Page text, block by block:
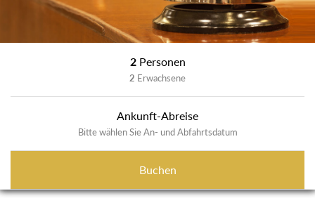
2 Personen
2 Erwachsene
Ankunft-Abreise
Bitte wählen Sie An- und Abfahrtsdatum
Buchen